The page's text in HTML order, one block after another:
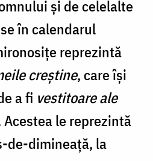
și de celelalte
în calendarul
reprezintă
creștine, care își
a fi vestitoare ale
Acestea le reprezintă
de-dimineaţă, la